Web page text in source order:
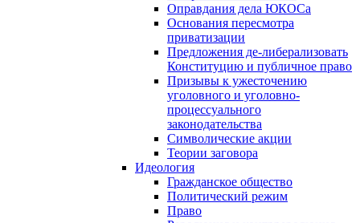
Оправдания дела ЮКОСа
Основания пересмотра
приватизации
Предложения де-либерализовать
Конституцию и публичное право
Призывы к ужесточению
уголовного и уголовно-
процессуального
законодательства
Символические акции
Теории заговора
Идеология
Гражданское общество
Политический режим
Право